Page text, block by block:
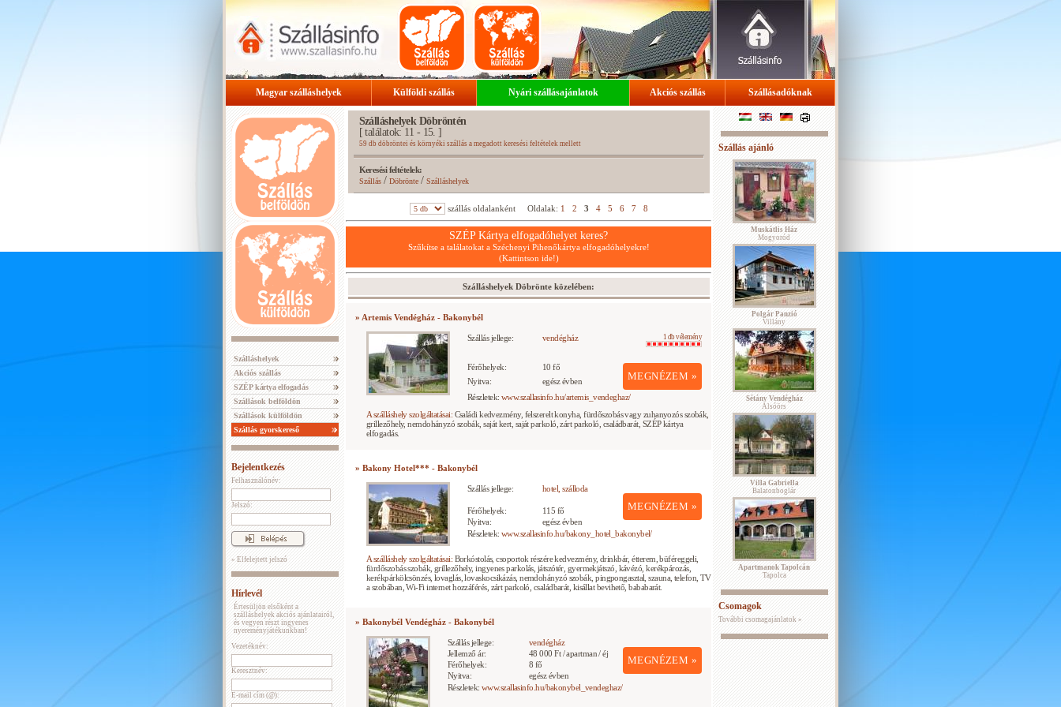
Magyar szálláshelyek Külföldi szállás Nyári szállásajánlatok Akciós szállás Szállásadóknak
Szálláshelyek
Akciós szállás
SZÉP kártya elfogadás
Szállások belföldön
Szállások külföldön
Szállás gyorskereső
Bejelentkezés
Felhasználónév:
Jelszó:
» Elfelejtett jelszó
Hírlevél
Értesüljön elsőként a
szálláshelyek akciós ajánlatairól,
és vegyen részt ingyenes
nyereményjátékunkban!
Vezetéknév:
Keresztnév:
E-mail cím (@):
Szálláshelyek Döbröntén
[ találatok: 11 - 15. ]
59 db döbröntei és környéki szállás a megadott keresési feltételek mellett
Keresési feltételek:
Szállás/ Döbrönte/Szálláshelyek
szállás oldalanként Oldalak: 1 2 3 4 5 6 7 8
SZÉP Kártya elfogadóhelyet keres?
Szűkítse a találatokat a Széchenyi Pihenőkártya elfogadóhelyekre!
(Kattintson ide!)
Szálláshelyek Döbrönte közelében:
» Artemis Vendégház - Bakonybél
Szállás jellege: vendégház 1 db vélemény
MEGNÉZEM »
Férőhelyek:
10 fő
Nyitva:
egész évben
Részletek: www.szallasinfo.hu/artemis_vendeghaz/
A szálláshely szolgáltatásai: Családi kedvezmény, felszerelt konyha, fürdőszobás vagy zuhanyozós szobák,
grillezőhely, nemdohányzó szobák, saját kert, saját parkoló, zárt parkoló, családbarát, SZÉP kártya
elfogadás.
» Bakony Hotel*** - Bakonybél
Szállás jellege: hotel, szálloda
MEGNÉZEM »
Férőhelyek:
115 fő
Nyitva:
egész évben
Részletek: www.szallasinfo.hu/bakony_hotel_bakonybel/
A szálláshely szolgáltatásai: Borkóstolás, csoportok részére kedvezmény, drinkbár, étterem, büféreggeli,
fürdőszobás szobák, grillezőhely, ingyenes parkolás, játszótér, gyermekjátszó, kávézó, kerékpározás,
kerékpárkölcsönzés, lovaglás, lovaskocsikázás, nemdohányzó szobák, pingpongasztal, szauna, telefon, TV
a szobában, Wi-Fi internet hozzáférés, zárt parkoló, családbarát, kisállat bevihető, bababarát.
» Bakonybél Vendégház - Bakonybél
Szállás jellege: vendégház
MEGNÉZEM »
Jellemző ár:
48 000 Ft / apartman / éj
Férőhelyek:
8 fő
Nyitva:
egész évben
Részletek: www.szallasinfo.hu/bakonybel_vendeghaz/
Szállás ajánló
Muskátlis Ház
Mogyoród
Polgár Panzió
Villány
Sétány Vendégház
Alsóörs
Villa Gabriella
Balatonboglár
Apartmanok Tapolcán
Tapolca
Csomagok
További csomagajánlatok »